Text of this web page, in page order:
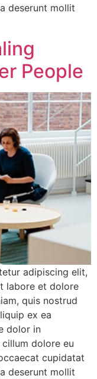
deserunt mollit
People
adipiscing elit,
labore et dolore
quis nostrud
ex ea
dolor in
dolore eu
cupidatat
deserunt mollit